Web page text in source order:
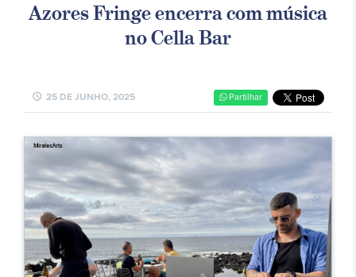
Azores Fringe encerra com música
no Cella Bar
schedule 25 DE JUNHO, 2025 Partilhar